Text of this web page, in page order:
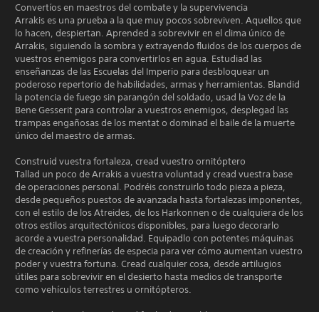
Convertíos en maestros del combate y la supervivencia
Arrakis es una prueba a la que muy pocos sobreviven. Aquellos que
lo hacen, despiertan. Aprended a sobrevivir en el clima único de
Arrakis, siguiendo la sombra y extrayendo fluidos de los cuerpos de
vuestros enemigos para convertirlos en agua. Estudiad las
enseñanzas de las Escuelas del Imperio para desbloquear un
poderoso repertorio de habilidades, armas y herramientas. Blandid
la potencia de fuego sin parangón del soldado, usad la Voz de la
Bene Gesserit para controlar a vuestros enemigos, desplegad las
trampas engañosas de los mentat o dominad el baile de la muerte
único del maestro de armas.
Construid vuestra fortaleza, cread vuestro ornitóptero
Tallad un poco de Arrakis a vuestra voluntad y cread vuestra base
de operaciones personal. Podréis construirlo todo pieza a pieza,
desde pequeños puestos de avanzada hasta fortalezas imponentes,
con el estilo de los Atreides, de los Harkonnen o de cualquiera de los
otros estilos arquitectónicos disponibles, para luego decorarlo
acorde a vuestra personalidad. Equipadlo con potentes máquinas
de creación y refinerías de especia para ver cómo aumentan vuestro
poder y vuestra fortuna. Cread cualquier cosa, desde artilugios
útiles para sobrevivir en el desierto hasta medios de transporte
como vehículos terrestres u ornitópteros.